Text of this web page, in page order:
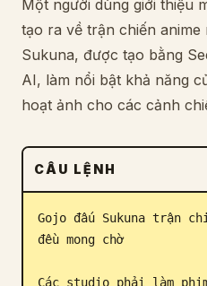
Cập nhật
Một người dùng giới thiệu
tạo ra về trận chiến anime
Sukuna, được tạo bằng
AI, làm nổi bật khả năng
hoạt ảnh cho các cảnh
CÂU LỆNH
Gojo đấu Sukuna trận
đều mong chờ
Các studio phải làm